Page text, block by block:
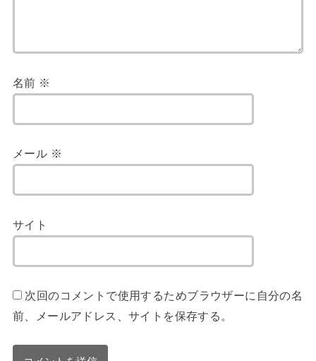
名前 ※
メール ※
サイト
次回のコメントで使用するためブラウザーに自分の名
前、メールアドレス、サイトを保存する。